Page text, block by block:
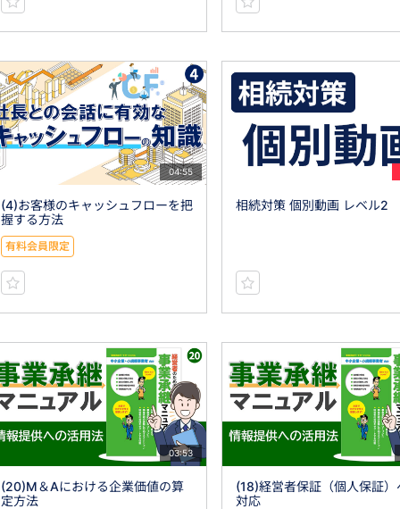
04:55
(4)お客様のキャッシュフローを把
握する方法
有料会員限定
相続対策 個別動画 レベル2
03:53
(20)M＆Aにおける企業価値の算
定方法
(18)経営者保証（個人保証）
対応